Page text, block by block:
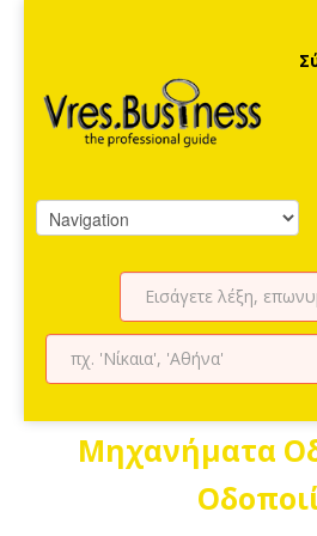
Μηχανήματα